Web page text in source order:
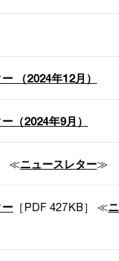
（2024年12月）
（2024年9月）
≪ニュースレター≫
［PDF 427KB］ ≪ニ